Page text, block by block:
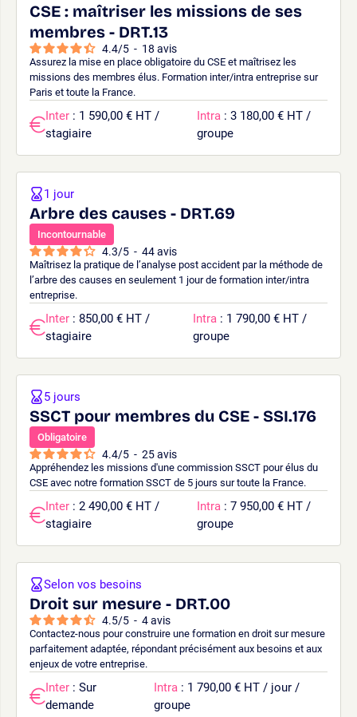
CSE : maîtriser les missions de ses
membres - DRT.13
4.4/5 - 18 avis
Assurez la mise en place obligatoire du CSE et maîtrisez les
missions des membres élus. Formation inter/intra entreprise sur
Paris et toute la France.
Inter : 1 590,00 € HT /
stagiaire
Intra : 3 180,00 € HT /
groupe
Arbre des causes - DRT.69
Incontournable
4.3/5 - 44avis
Maîtrisez la pratique de l’analyse post accident par la méthode de
l’arbre des causes en seulement 1 jour de formation inter/intra
entreprise.
1 jour
Inter : 850,00 € HT /
stagiaire
Intra : 1 790,00 € HT /
groupe
SSCT pour membres du CSE - SSI.176
Obligatoire
4.4/5 - 25avis
Appréhendez les missions d'une commission SSCT pour élus du
CSE avec notre formation SSCT de 5 jours sur toute la France.
5 jours
Inter : 2 490,00 € HT /
stagiaire
Intra : 7 950,00 € HT /
groupe
Droit sur mesure - DRT.00
4.5/5 - 4avis
Contactez-nous pour construire une formation en droit sur mesure
parfaitement adaptée, répondant précisément aux besoins et aux
enjeux de votre entreprise.
Selon vos besoins
Inter : Sur
demande
Intra : 1 790,00 € HT / jour /
groupe